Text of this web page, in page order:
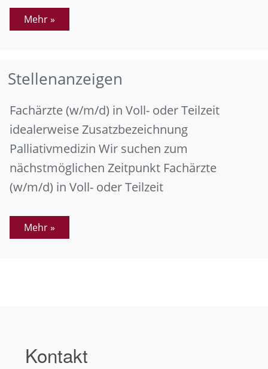
Mehr »
Stellenanzeigen
Fachärzte (w/m/d) in Voll- oder Teilzeit
idealerweise Zusatzbezeichnung
Palliativmedizin Wir suchen zum
nächstmöglichen Zeitpunkt Fachärzte
(w/m/d) in Voll- oder Teilzeit
Mehr »
Kontakt